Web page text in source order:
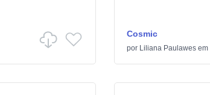
Cosmic
por Liliana Paulawesem